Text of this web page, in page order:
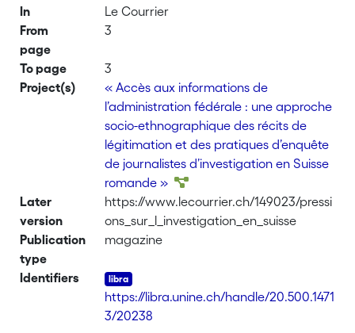
In
Le Courrier
From
page
3
To page
3
Project(s)
« Accès aux informations de
l’administration fédérale : une approche
socio-ethnographique des récits de
légitimation et des pratiques d’enquête
de journalistes d’investigation en Suisse
romande »
Later
version
https://www.lecourrier.ch/149023/pressi
ons_sur_l_investigation_en_suisse
Publication
type
magazine
Identifiers
https://libra.unine.ch/handle/20.500.1471
3/20238